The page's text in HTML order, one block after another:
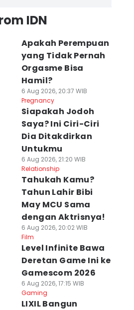
IDN
Apakah Perempuan
yang Tidak Pernah
Orgasme Bisa
Hamil?
6 Aug 2026, 20:37 WIB
Pregnancy
Siapakah Jodoh
Saya? Ini Ciri-Ciri
Dia Ditakdirkan
Untukmu
6 Aug 2026, 21:20 WIB
Relationship
Tahukah Kamu?
Tahun Lahir Bibi
May MCU Sama
dengan Aktrisnya!
6 Aug 2026, 20:02 WIB
Film
Level Infinite Bawa
Deretan Game Ini ke
Gamescom 2026
6 Aug 2026, 17:15 WIB
Gaming
LIXIL Bangun